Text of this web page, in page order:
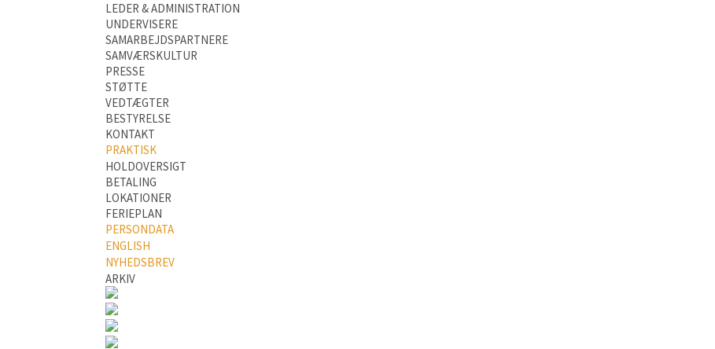
LEDER & ADMINISTRATION
UNDERVISERE
SAMARBEJDSPARTNERE
SAMVÆRSKULTUR
PRESSE
STØTTE
VEDTÆGTER
BESTYRELSE
KONTAKT
PRAKTISK
HOLDOVERSIGT
BETALING
LOKATIONER
FERIEPLAN
PERSONDATA
ENGLISH
NYHEDSBREV
ARKIV